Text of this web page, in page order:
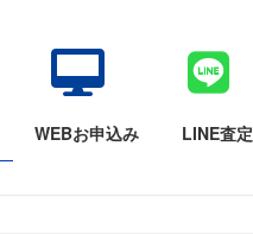
WEBお申込み LINE査定